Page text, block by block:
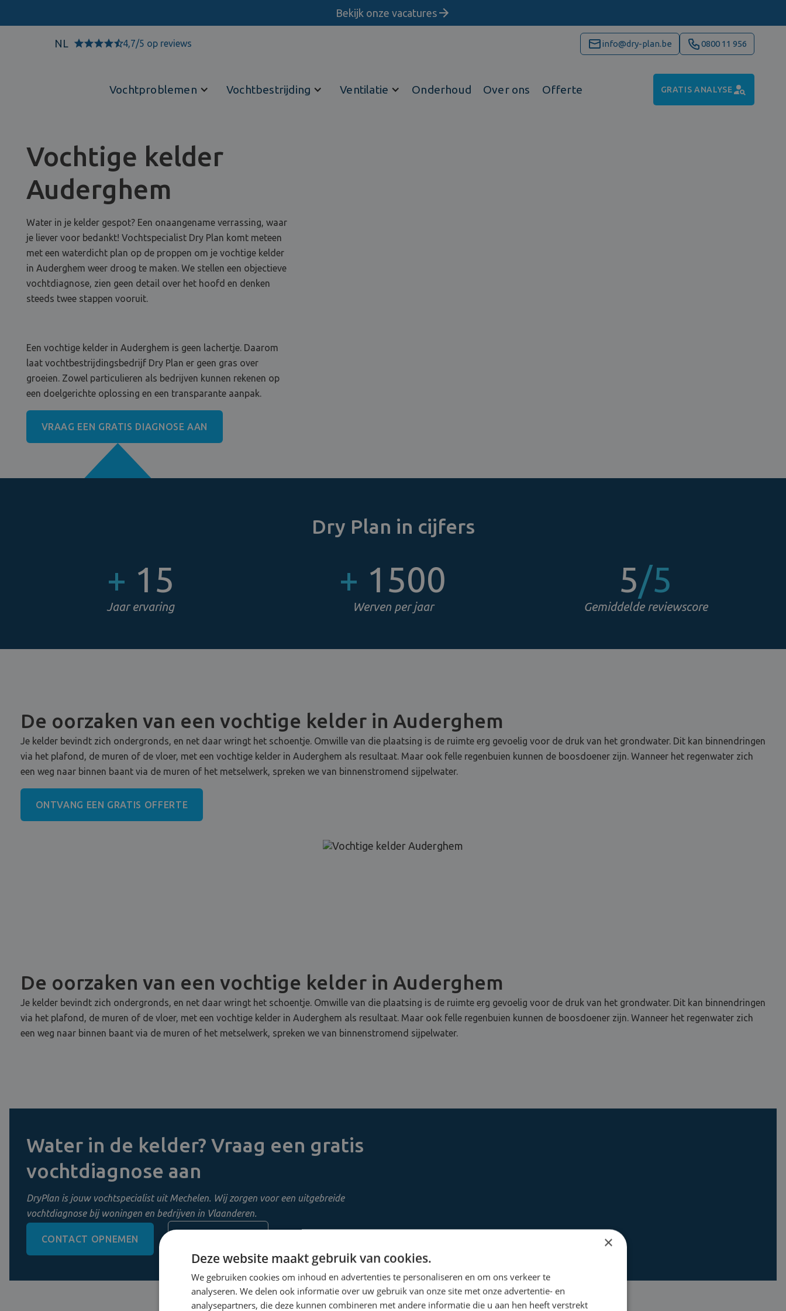
Bekijk onze vacatures
NL 4,7/5 op reviews info@dry-plan.be 0800 11 956
Vochtproblemen Vochtbestrijding Ventilatie Onderhoud Over ons Offerte GRATIS ANALYSE
Vochtige kelder
Auderghem
Water in je kelder gespot? Een onaangename verrassing, waar
je liever voor bedankt! Vochtspecialist Dry Plan komt meteen
met een waterdicht plan op de proppen om je vochtige kelder
in Auderghem weer droog te maken. We stellen een objectieve
vochtdiagnose, zien geen detail over het hoofd en denken
steeds twee stappen vooruit.
Een vochtige kelder in Auderghem is geen lachertje. Daarom
laat vochtbestrijdingsbedrijf Dry Plan er geen gras over
groeien. Zowel particulieren als bedrijven kunnen rekenen op
een doelgerichte oplossing en een transparante aanpak.
VRAAG EEN GRATIS DIAGNOSE AAN
Dry Plan in cijfers
+ 15
Jaar ervaring
+ 1500
Werven per jaar
5/5
Gemiddelde reviewscore
De oorzaken van een vochtige kelder in Auderghem
Je kelder bevindt zich ondergronds, en net daar wringt het schoentje. Omwille van die plaatsing is de ruimte erg gevoelig voor de druk van het grondwater. Dit kan binnendringen
via het plafond, de muren of de vloer, met een vochtige kelder in Auderghem als resultaat. Maar ook felle regenbuien kunnen de boosdoener zijn. Wanneer het regenwater zich
een weg naar binnen baant via de muren of het metselwerk, spreken we van binnenstromend sijpelwater.
ONTVANG EEN GRATIS OFFERTE
De oorzaken van een vochtige kelder in Auderghem
Je kelder bevindt zich ondergronds, en net daar wringt het schoentje. Omwille van die plaatsing is de ruimte erg gevoelig voor de druk van het grondwater. Dit kan binnendringen
via het plafond, de muren of de vloer, met een vochtige kelder in Auderghem als resultaat. Maar ook felle regenbuien kunnen de boosdoener zijn. Wanneer het regenwater zich
een weg naar binnen baant via de muren of het metselwerk, spreken we van binnenstromend sijpelwater.
Water in de kelder? Vraag een gratis
vochtdiagnose aan
DryPlan is jouw vochtspecialist uit Mechelen. Wij zorgen voor een uitgebreide
vochtdiagnose bij woningen en bedrijven in Vlaanderen.
CONTACT OPNEMEN ×
Deze website maakt gebruik van cookies.
We gebruiken cookies om inhoud en advertenties te personaliseren en om ons verkeer te
analyseren. We delen ook informatie over uw gebruik van onze site met onze advertentie- en
analysepartners, die deze kunnen combineren met andere informatie die u aan hen heeft verstrekt